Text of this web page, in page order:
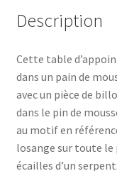
Description
Cette table
dans un pain de
avec un pièce de
dans le pin de
au motif en
losange sur toute
écailles d’un